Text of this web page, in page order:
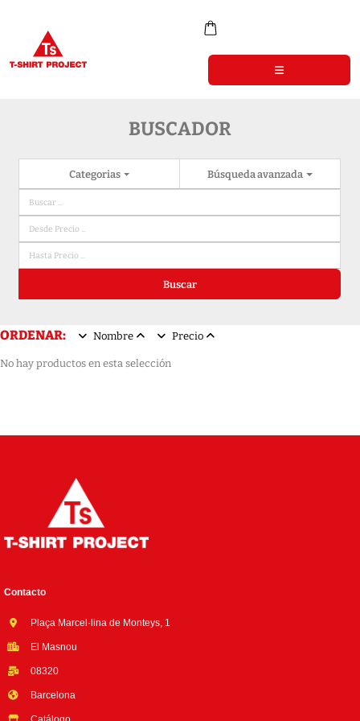
BUSCADOR
Categorias Búsqueda avanzada
Buscar
ORDENAR: Nombre Precio
No hay productos en esta selección
Contacto
Plaça Marcel·lina de Monteys, 1
El Masnou
08320
Barcelona